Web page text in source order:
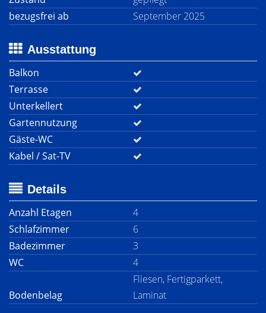
bezugsfrei ab
September 2025
Ausstattung
Balkon
Terrasse
Unterkellert
Gartennutzung
Gäste-WC
Kabel / Sat-TV
Details
Anzahl Etagen
4
Schlafzimmer
6
Badezimmer
3
WC
4
Bodenbelag
Fliesen, Fertigparkett,
Laminat